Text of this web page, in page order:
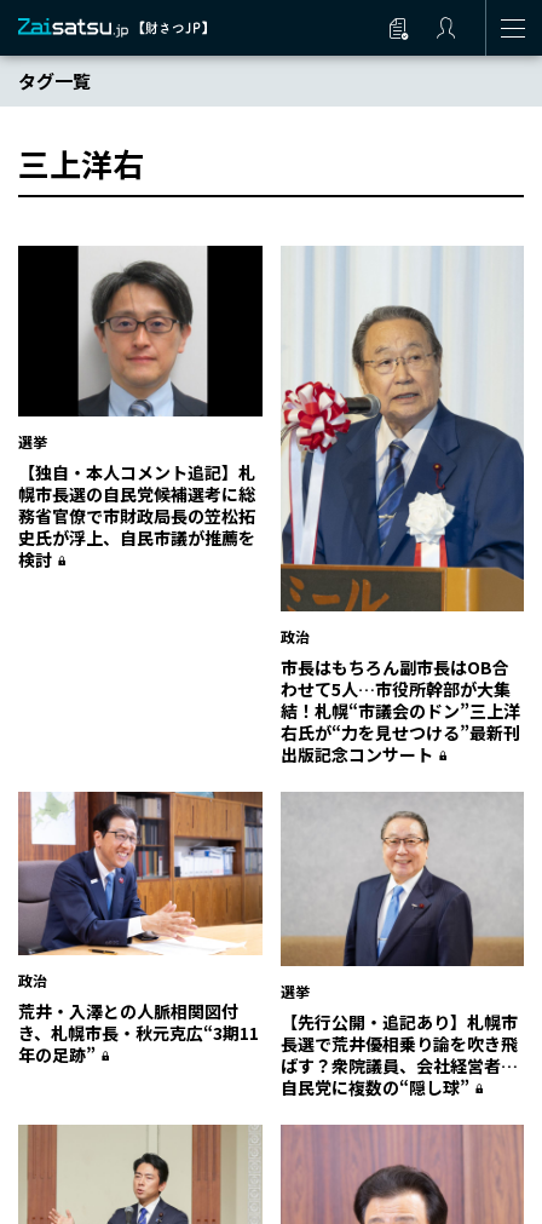
タグ一覧
三上洋右
選挙
【独自・本人コメント追記】札
幌市長選の自民党候補選考に総
務省官僚で市財政局長の笠松拓
史氏が浮上、自民市議が推薦を
検討
政治
市長はもちろん副市長はOB合
わせて5人…市役所幹部が大集
結！札幌“市議会のドン”三上洋
右氏が“力を見せつける”最新刊
出版記念コンサート
政治
荒井・入澤との人脈相関図付
き、札幌市長・秋元克広“3期11
年の足跡”
選挙
【先行公開・追記あり】札幌市
長選で荒井優相乗り論を吹き飛
ばす？衆院議員、会社経営者…
自民党に複数の“隠し球”